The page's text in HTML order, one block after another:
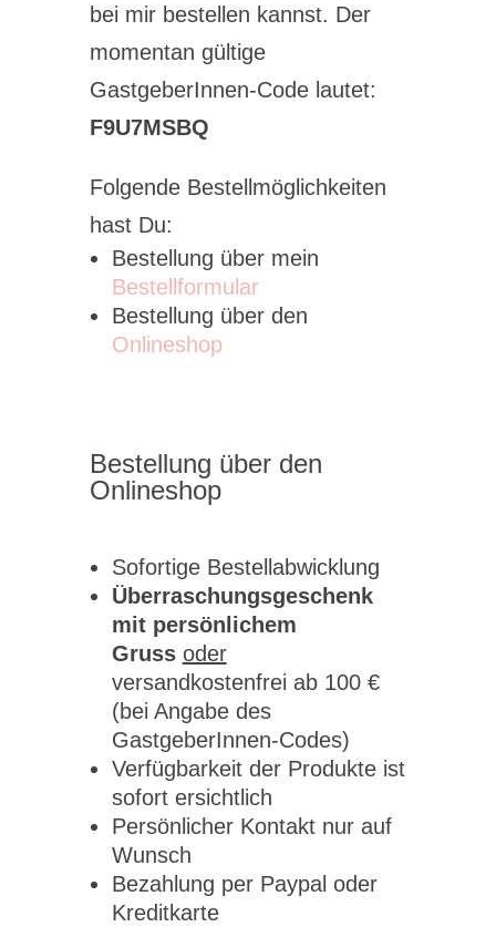
bei mir bestellen kannst. Der
momentan gültige
GastgeberInnen-Code lautet:
F9U7MSBQ
Folgende Bestellmöglichkeiten
hast Du:
Bestellung über mein
Bestellformular
Bestellung über den
Onlineshop
Bestellung über den
Onlineshop
Sofortige Bestellabwicklung
Überraschungsgeschenk
mit persönlichem
Gruss oder
versandkostenfrei ab 100 €
(bei Angabe des
GastgeberInnen-Codes)
Verfügbarkeit der Produkte ist
sofort ersichtlich
Persönlicher Kontakt nur auf
Wunsch
Bezahlung per Paypal oder
Kreditkarte